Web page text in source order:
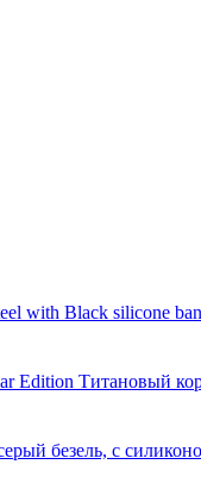
with Black silicone
Edition Титановый
безель, с